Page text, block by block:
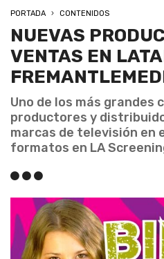
PORTADA CONTENIDOS
NUEVAS
VENTAS EN
Uno de los más grandes
productores y
marcas de televisión en
formatos en LA